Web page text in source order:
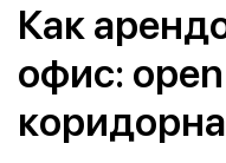
Как
офис: